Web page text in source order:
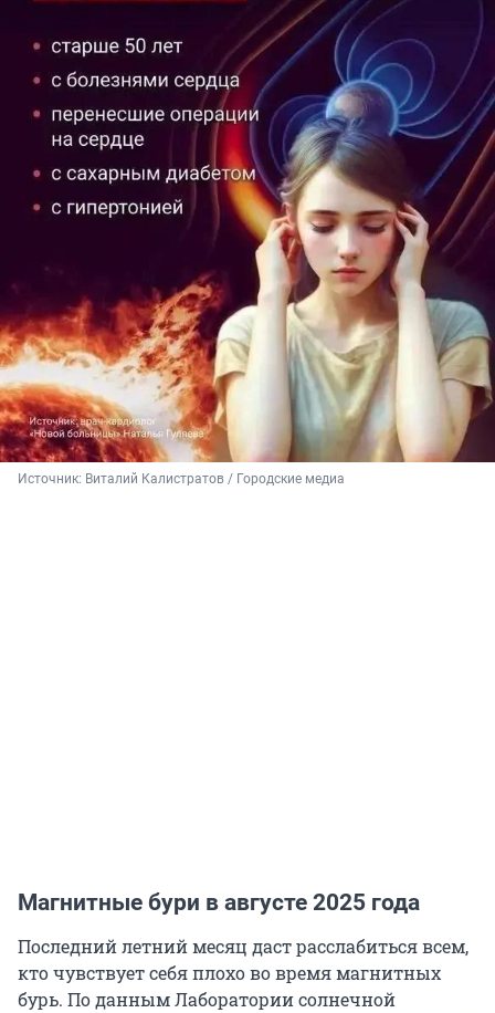
Источник: Виталий Калистратов / Городские медиа
Магнитные бури в августе 2025 года
Последний летний месяц даст расслабиться всем,
кто чувствует себя плохо во время магнитных
бурь. По данным Лаборатории солнечной